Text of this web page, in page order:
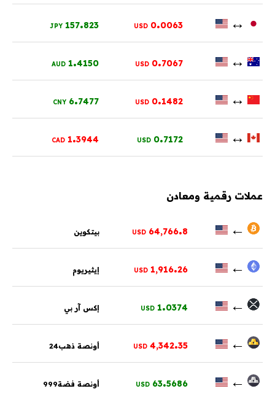
↔
0.0063
USD
157.823
JPY
↔
0.7067
USD
1.4150
AUD
↔
0.1482
USD
6.7477
CNY
↔
0.7172
USD
1.3944
CAD
عملات رقمية ومعادن
←
64,766.8
USD بيتكوين
←
1,916.26
USD إيثيريوم
←
1.0374
USD إكس آر بي
←
4,342.35
USD أونصة ذهب24
←
63.5686
USD أونصة فضة999